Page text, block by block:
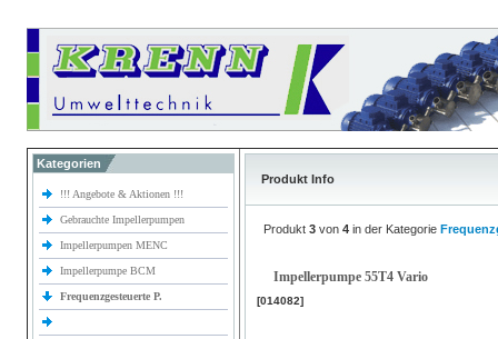
Kategorien
!!! Angebote & Aktionen !!!
Gebrauchte Impellerpumpen
Impellerpumpen MENC
Impellerpumpe BCM
Frequenzgesteuerte P.
Produkt Info
Produkt 3 von 4 in der Kategorie
Impellerpumpe 55T4 Vario
[014082]